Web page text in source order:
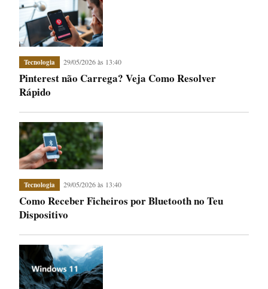
Tecnologia 29/05/2026 às 13:40
Pinterest não Carrega? Veja Como Resolver
Rápido
Tecnologia 29/05/2026 às 13:40
Como Receber Ficheiros por Bluetooth no Teu
Dispositivo